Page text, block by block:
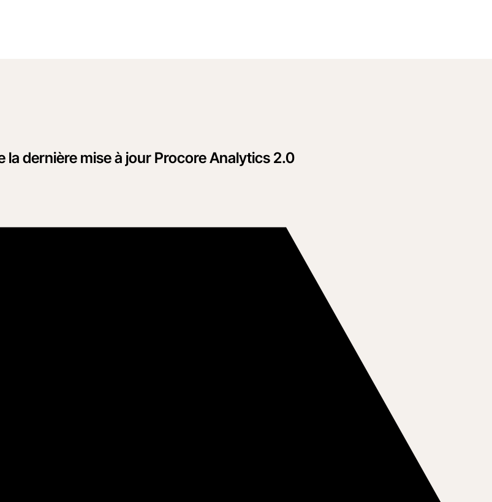
la dernière mise à jour Procore Analytics 2.0